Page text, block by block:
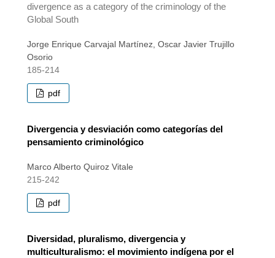
divergence as a category of the criminology of the
Global South
Jorge Enrique Carvajal Martínez, Oscar Javier Trujillo
Osorio
185-214
pdf
Divergencia y desviación como categorías del
pensamiento criminológico
Marco Alberto Quiroz Vitale
215-242
pdf
Diversidad, pluralismo, divergencia y
multiculturalismo: el movimiento indígena por el